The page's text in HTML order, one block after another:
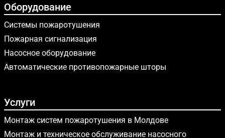
Оборудование
Системы пожаротушения
Пожарная сигнализация
Насосное оборудование
Автоматические противопожарные шторы
Услуги
Монтаж систем пожаротушения в Молдове
Монтаж и техническое обслуживание насосного